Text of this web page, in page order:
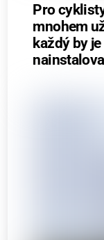
Pro
mnohem
každý by